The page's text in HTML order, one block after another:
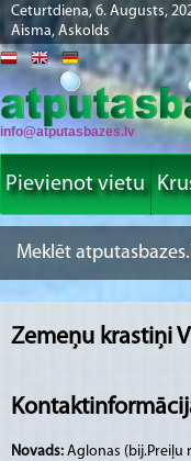
Ceturtdiena, 6. Augusts,
Aisma, Askolds
info@atputasbazes.lv
Pievienot vietu
Zemeņu krastiņi
Novads: Aglonas (bij.Preiļu